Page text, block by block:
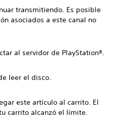
transmitiendo. Es posible
asociados a este canal no
al servidor de PlayStation®.
leer el disco.
este artículo al carrito. El
carrito alcanzó el límite.